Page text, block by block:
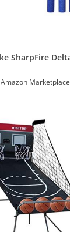
Amazon Marketplace